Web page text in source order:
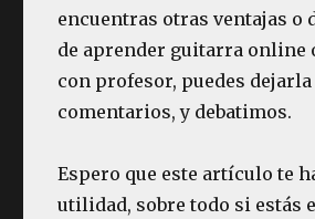
encuentras otras ventajas o
de aprender guitarra online
con profesor, puedes
comentarios, y debatimos.
Espero que este artículo te
utilidad, sobre todo si estás